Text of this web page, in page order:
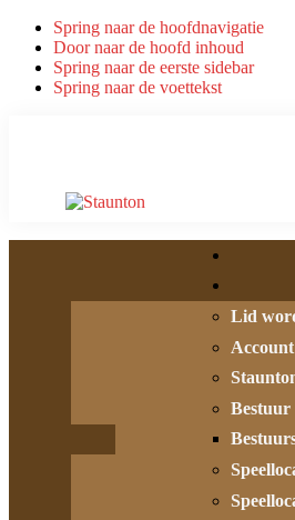
Spring naar de hoofdnavigatie
Door naar de hoofd inhoud
Spring naar de eerste sidebar
Spring naar de voettekst
Lid
Bestuur